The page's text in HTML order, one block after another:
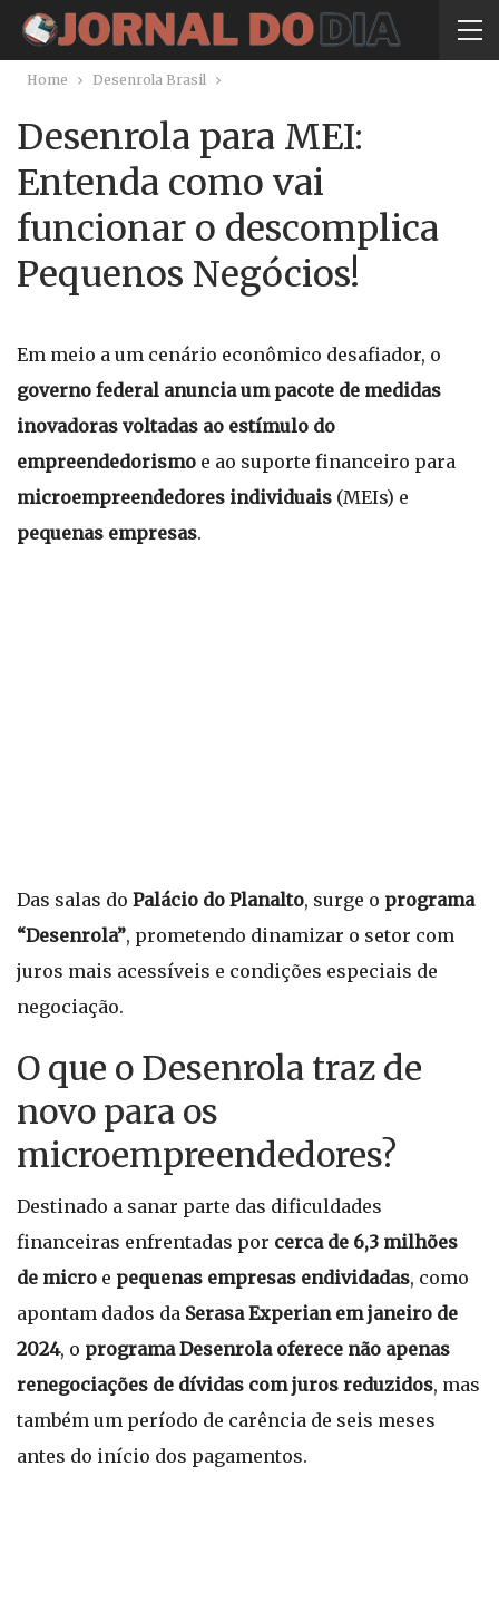
Home Desenrola Brasil
Desenrola para MEI:
Entenda como vai
funcionar o descomplica
Pequenos Negócios!
Em meio a um cenário econômico desafiador, o
governo federal anuncia um pacote de medidas
inovadoras voltadas ao estímulo do
empreendedorismo e ao suporte financeiro para
microempreendedores individuais (MEIs) e
pequenas empresas.
Das salas do Palácio do Planalto, surge o programa
“Desenrola”, prometendo dinamizar o setor com
juros mais acessíveis e condições especiais de
negociação.
O que o Desenrola traz de
novo para os
microempreendedores?
Destinado a sanar parte das dificuldades
financeiras enfrentadas por cerca de 6,3 milhões
de micro e pequenas empresas endividadas, como
apontam dados da Serasa Experian em janeiro de
2024, o programa Desenrola oferece não apenas
renegociações de dívidas com juros reduzidos, mas
também um período de carência de seis meses
antes do início dos pagamentos.